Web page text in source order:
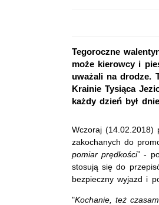
Tegoroczne
może kierowcy i
uważali na drodze.
Krainie Tysiąca
każdy dzień był
Wczoraj (14.02.2018)
zakochanych do
pomiar prędkości” -
stosują się do
bezpieczny wyjazd i
"Kochanie, też